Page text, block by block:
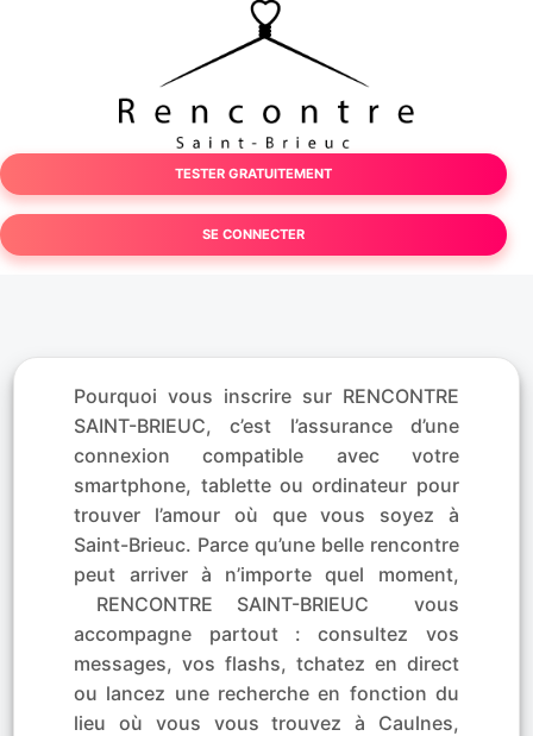
TESTER GRATUITEMENT
SE CONNECTER
Pourquoi vous inscrire sur RENCONTRE
SAINT-BRIEUC, c’est l’assurance d’une
connexion compatible avec votre
smartphone, tablette ou ordinateur pour
trouver l’amour où que vous soyez à
Saint-Brieuc. Parce qu’une belle rencontre
peut arriver à n’importe quel moment,
RENCONTRE SAINT-BRIEUC vous
accompagne partout : consultez vos
messages, vos flashs, tchatez en direct
ou lancez une recherche en fonction du
lieu où vous vous trouvez à Caulnes,